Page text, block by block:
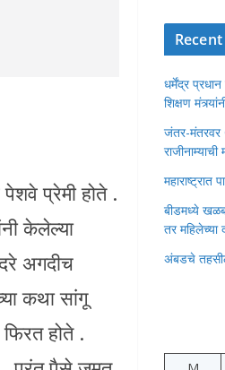
प्रेमी होते .
केलेल्या
अगदीच
कथा सांगू
फिरत होते .
धर्मेंद्र
शिक्षण
जंतर-मंतरवर
राजीनाम्याची
बीडमध्ये
तर महिलेच्या
अंबडचे